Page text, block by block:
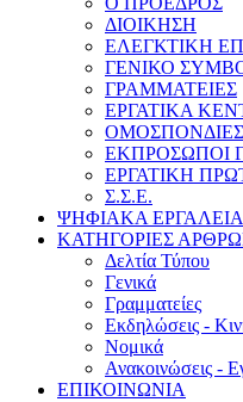
ΔΙΟΙΚΗΣΗ
ΕΛΕΓΚΤΙΚΗ
ΓΕΝΙΚΟ
ΓΡΑΜΜΑΤΕΙΕΣ
ΕΡΓΑΤΙΚΑ
ΟΜΟΣΠΟΝΔΙΕΣ
ΕΚΠΡΟΣΩΠΟΙ
ΕΡΓΑΤΙΚΗ
Σ.Σ.Ε.
ΨΗΦΙΑΚΑ ΕΡΓΑΛΕΙΑ
ΚΑΤΗΓΟΡΙΕΣ
Δελτία Τύπου
Γενικά
Γραμματείες
Εκδηλώσεις -
Νομικά
Ανακοινώσεις -
ΕΠΙΚΟΙΝΩΝΙΑ